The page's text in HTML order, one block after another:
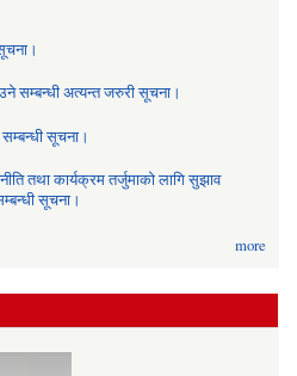
सम्बन्धी अत्यन्त जरुरी सूचना।
सूचना।
तथा कार्यक्रम तर्जुमाको लागि सुझाव
सूचना।
more